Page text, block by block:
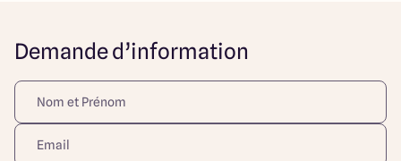
Les voies vertes à proximité du terrain invitent aux
proximité immédiate des commodités de la ville.
Ce projet s'inscrit dans un cadre de vie idyllique pour les
familles souhaitant allier sérénité et dynamisme.
Découvrez toutes nos offres et réalisations ARLOGIS sur
Demande d’information